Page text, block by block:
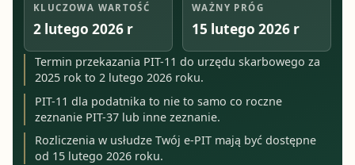
KLUCZOWA WARTOŚĆ
2 lutego 2026 r
WAŻNY PRÓG
15 lutego 2026 r
Termin przekazania PIT-11 do urzędu skarbowego za
2025 rok to 2 lutego 2026 roku.
PIT-11 dla podatnika to nie to samo co roczne
zeznanie PIT-37 lub inne zeznanie.
Rozliczenia w usłudze Twój e-PIT mają być dostępne
od 15 lutego 2026 roku.